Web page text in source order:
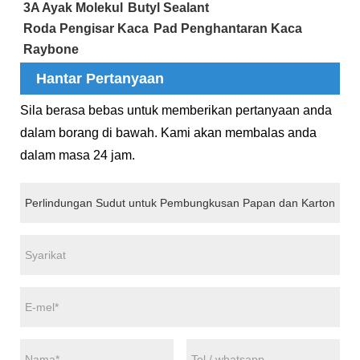
3A Ayak Molekul
Butyl Sealant
Roda Pengisar Kaca Pad Penghantaran Kaca
Raybone
Hantar Pertanyaan
Sila berasa bebas untuk memberikan pertanyaan anda
dalam borang di bawah. Kami akan membalas anda
dalam masa 24 jam.